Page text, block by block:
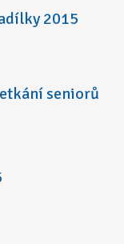
2015
seniorů